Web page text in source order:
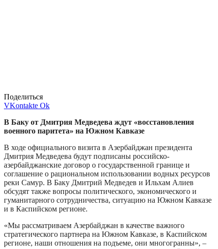
Поделиться
VKontakte Ok
В Баку от Дмитрия Медведева ждут «восстановления
военного паритета» на Южном Кавказе
В ходе официального визита в Азербайджан президента
Дмитрия Медведева будут подписаны российско-
азербайджанские договор о государственной границе и
соглашение о рациональном использовании водных ресурсов
реки Самур. В Баку Дмитрий Медведев и Ильхам Алиев
обсудят также вопросы политического, экономического и
гуманитарного сотрудничества, ситуацию на Южном Кавказе
и в Каспийском регионе.
«Мы рассматриваем Азербайджан в качестве важного
стратегического партнера на Южном Кавказе, в Каспийском
регионе, наши отношения на подъеме, они многогранны», –